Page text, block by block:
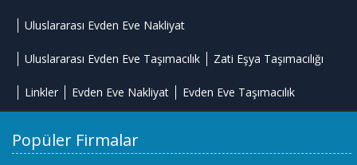
Uluslararası Evden Eve Nakliyat
Uluslararası Evden Eve Taşımacılık Zati Eşya Taşımacılığı
Linkler Evden Eve Nakliyat Evden Eve Taşımacılık
Popüler Firmalar